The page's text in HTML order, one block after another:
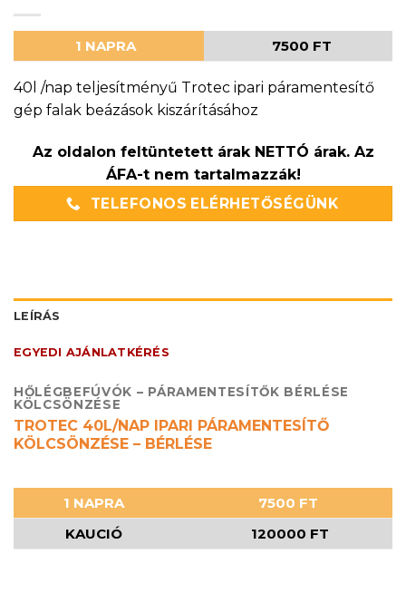
1 NAPRA 7500 FT
40l /nap teljesítményű Trotec ipari páramentesítő
gép falak beázások kiszárításához
Az oldalon feltüntetett árak NETTÓ árak. Az
ÁFA-t nem tartalmazzák!
TELEFONOS ELÉRHETŐSÉGÜNK
LEÍRÁS
EGYEDI AJÁNLATKÉRÉS
HŐLÉGBEFÚVÓK – PÁRAMENTESÍTŐK BÉRLÉSE
KÖLCSÖNZÉSE
TROTEC 40L/NAP IPARI PÁRAMENTESÍTŐ
KÖLCSÖNZÉSE – BÉRLÉSE
1 NAPRA
7500 FT
KAUCIÓ
120000 FT